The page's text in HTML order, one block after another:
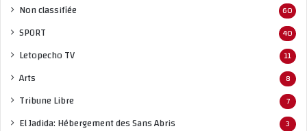
Non classifiée 60
SPORT 40
Letopecho TV 11
Arts 8
Tribune Libre 7
El Jadida: Hébergement des Sans Abris 3